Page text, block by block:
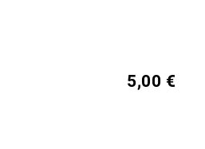
5,00 €